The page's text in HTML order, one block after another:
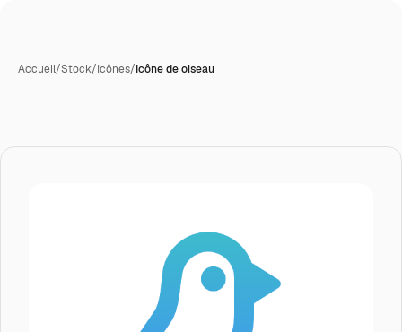
Accueil/Stock/Icônes/Icône de oiseau